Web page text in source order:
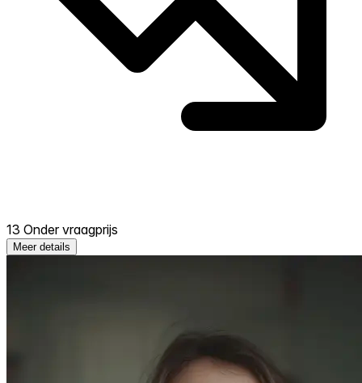
13 Onder vraagprijs
Meer details